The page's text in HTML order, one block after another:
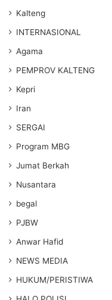
Kalteng
INTERNASIONAL
Agama
PEMPROV KALTENG
Kepri
Iran
SERGAI
Program MBG
Jumat Berkah
Nusantara
begal
PJBW
Anwar Hafid
NEWS MEDIA
HUKUM/PERISTIWA